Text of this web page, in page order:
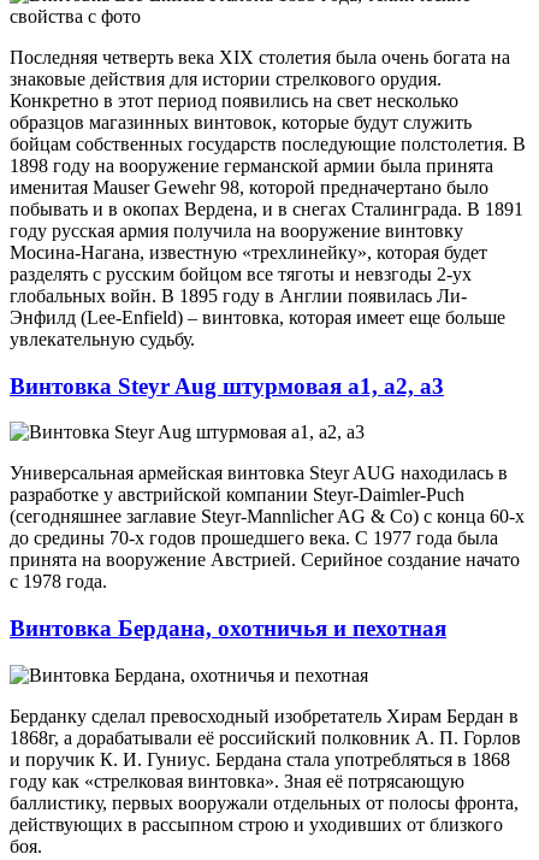
Последняя четверть века XIX столетия была очень богата на
знаковые действия для истории стрелкового орудия.
Конкретно в этот период появились на свет несколько
образцов магазинных винтовок, которые будут служить
бойцам собственных государств последующие полстолетия. В
1898 году на вооружение германской армии была принята
именитая Mauser Gewehr 98, которой предначертано было
побывать и в окопах Вердена, и в снегах Сталинграда. В 1891
году русская армия получила на вооружение винтовку
Мосина-Нагана, известную «трехлинейку», которая будет
разделять с русским бойцом все тяготы и невзгоды 2-ух
глобальных войн. В 1895 году в Англии появилась Ли-
Энфилд (Lee-Enfield) – винтовка, которая имеет еще больше
увлекательную судьбу.
Винтовка Steyr Aug штурмовая a1, a2, a3
Универсальная армейская винтовка Steyr AUG находилась в
разработке у австрийской компании Steyr-Daimler-Puch
(сегодняшнее заглавие Steyr-Mannlicher AG & Co) с конца 60-х
до средины 70-х годов прошедшего века. С 1977 года была
принята на вооружение Австрией. Серийное создание начато
с 1978 года.
Винтовка Бердана, охотничья и пехотная
Берданку сделал превосходный изобретатель Хирам Бердан в
1868г, а дорабатывали её российский полковник А. П. Горлов
и поручик К. И. Гуниус. Бердана стала употребляться в 1868
году как «стрелковая винтовка». Зная её потрясающую
баллистику, первых вооружали отдельных от полосы фронта,
действующих в рассыпном строю и уходивших от близкого
боя.